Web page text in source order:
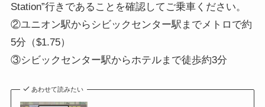
Station”行きであることを確認してご乗車ください。
②ユニオン駅からシビックセンター駅までメトロで約
5分（$1.75）
③シビックセンター駅からホテルまで徒歩約3分
あわせて読みたい